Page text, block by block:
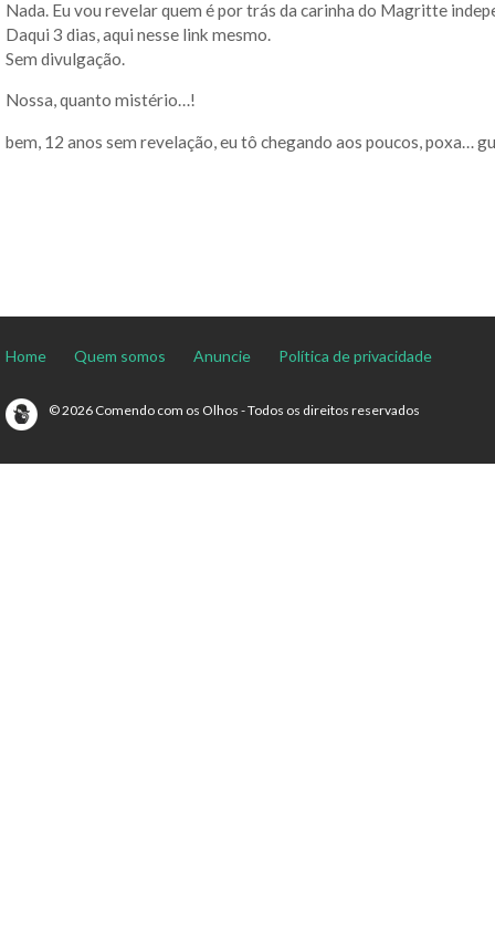
Nada. Eu vou revelar quem é por trás da carinha do Magritte
Daqui 3 dias, aqui nesse link mesmo.
Sem divulgação.
Nossa, quanto mistério…!
bem, 12 anos sem revelação, eu tô chegando aos poucos, poxa…
Home Quem somos Anuncie Política de privacidade
© 2026 Comendo com os Olhos - Todos os direitos reservados